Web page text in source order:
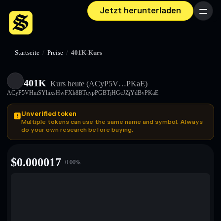
Jetzt herunterladen Menü
Startseite / Preise / 401K-Kurs
401K Kurs heute (ACyP5V…PKaE)
ACyP5VHmSYhixsHwFXh8BTqypPGBTjHGcJZjYdBvPKaE
Unverified token
Multiple tokens can use the same name and symbol. Always
do your own research before buying.
$0.000017 0.00%